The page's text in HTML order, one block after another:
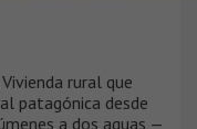
rural que
patagónica desde
a dos aguas —